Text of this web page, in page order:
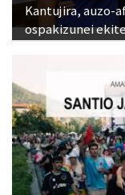
Kantujira, auzo-
ospakizunei